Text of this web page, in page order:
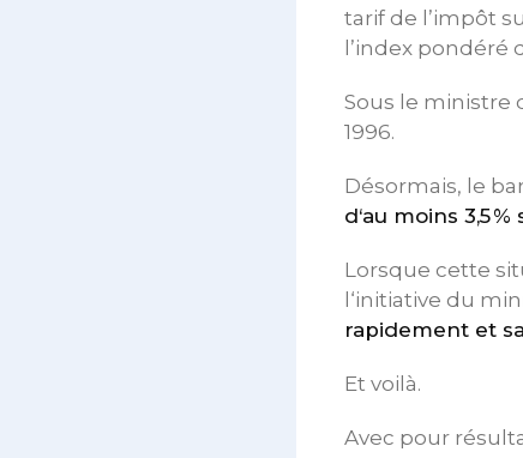
tarif de l’impôt
l’index pondéré
Sous le ministre
1996.
Désormais, le
d‘au moins 3,5
Lorsque cette
l‘initiative du
rapidement et
Et voilà.
Avec pour